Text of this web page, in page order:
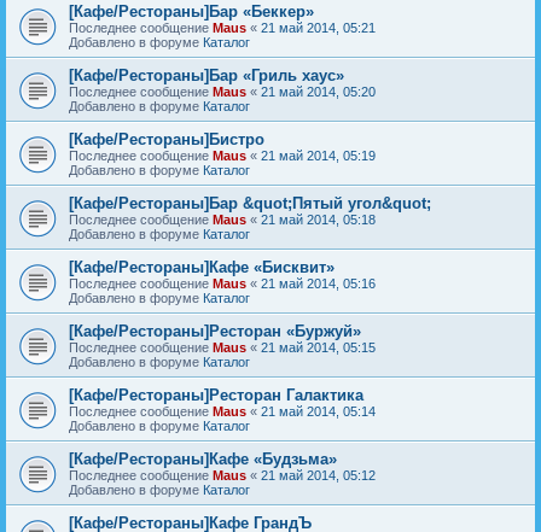
[Кафе/Рестораны]Бар «Беккер»
Последнее сообщение Maus « 21 май 2014, 05:21
Добавлено в форуме Каталог
[Кафе/Рестораны]Бар «Гриль хаус»
Последнее сообщение Maus « 21 май 2014, 05:20
Добавлено в форуме Каталог
[Кафе/Рестораны]Бистро
Последнее сообщение Maus « 21 май 2014, 05:19
Добавлено в форуме Каталог
[Кафе/Рестораны]Бар &quot;Пятый угол&quot;
Последнее сообщение Maus « 21 май 2014, 05:18
Добавлено в форуме Каталог
[Кафе/Рестораны]Кафе «Бисквит»
Последнее сообщение Maus « 21 май 2014, 05:16
Добавлено в форуме Каталог
[Кафе/Рестораны]Ресторан «Буржуй»
Последнее сообщение Maus « 21 май 2014, 05:15
Добавлено в форуме Каталог
[Кафе/Рестораны]Ресторан Галактика
Последнее сообщение Maus « 21 май 2014, 05:14
Добавлено в форуме Каталог
[Кафе/Рестораны]Кафе «Будзьма»
Последнее сообщение Maus « 21 май 2014, 05:12
Добавлено в форуме Каталог
[Кафе/Рестораны]Кафе ГрандЪ